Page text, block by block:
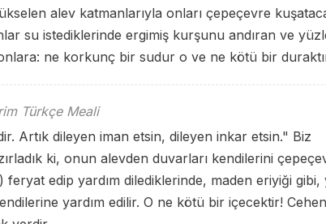
alev katmanlarıyla onları çepeçevre
su istediklerinde ergimiş kurşunu andıran ve
ne korkunç bir sudur o ve ne kötü bir
Türkçe Meali
Artık dileyen iman etsin, dileyen inkar etsin." Biz
ki, onun alevden duvarları kendilerini
feryat edip yardım dilediklerinde, maden eriyiği gibi,
yardım edilir. O ne kötü bir içecektir!